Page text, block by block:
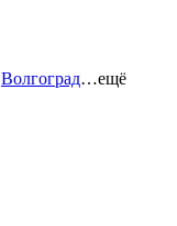
Волгоград…ещё